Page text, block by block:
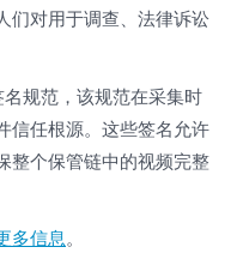
们对用于调查、法律诉讼
规范，该规范在采集时
信任根源。这些签名允许
整个保管链中的视频完整
多信息。